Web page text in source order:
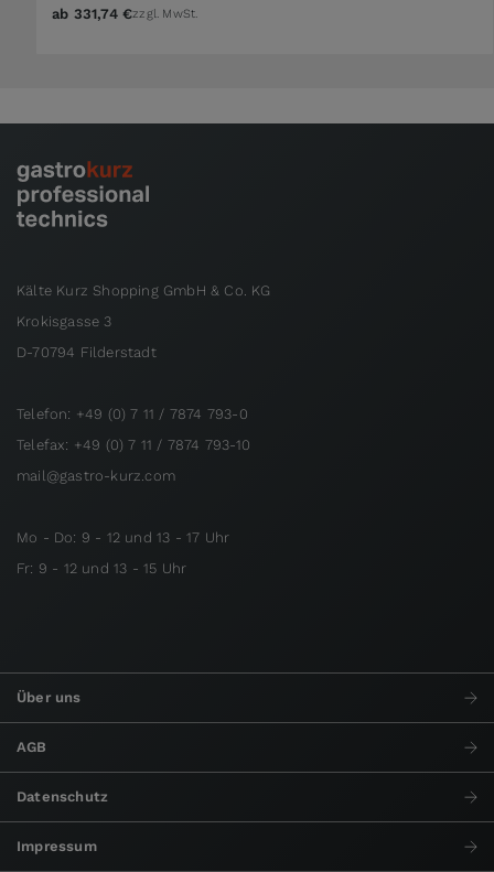
ab 331,74 €zzgl. MwSt.
Kälte Kurz Shopping GmbH & Co. KG
Krokisgasse 3
D-70794 Filderstadt
Telefon: +49 (0) 7 11 / 7874 793-0
Telefax: +49 (0) 7 11 / 7874 793-10
mail@gastro-kurz.com
Mo - Do: 9 - 12 und 13 - 17 Uhr
Fr: 9 - 12 und 13 - 15 Uhr
Über uns
AGB
Datenschutz
Impressum